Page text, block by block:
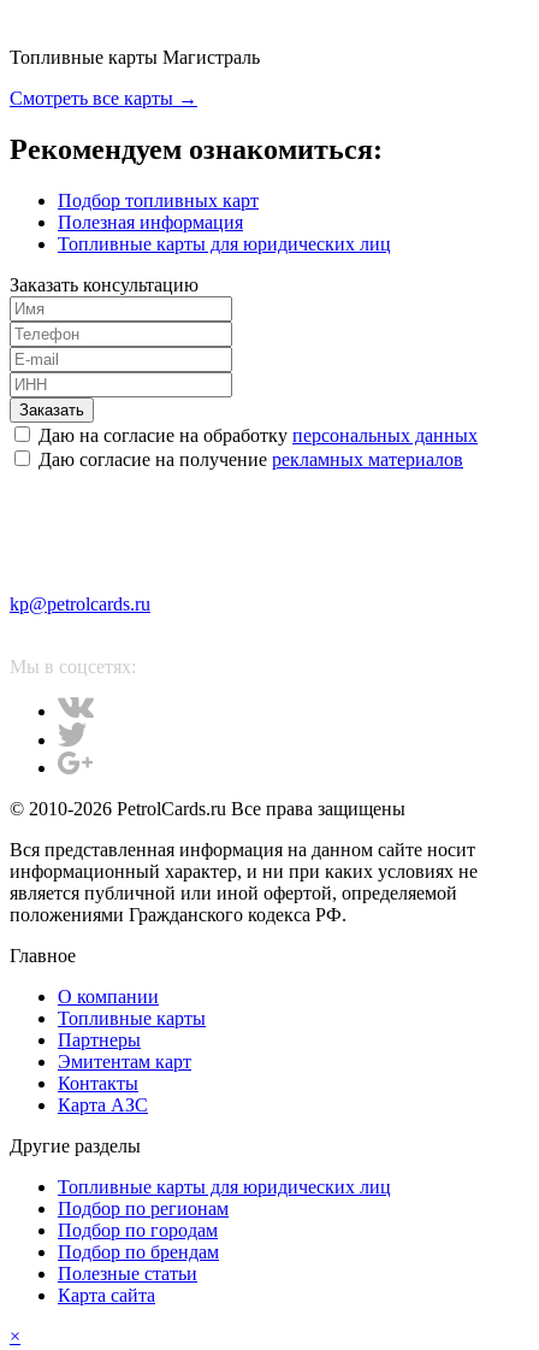
Топливные карты Магистраль
Смотреть все карты →
Рекомендуем ознакомиться:
Подбор топливных карт
Полезная информация
Топливные карты для юридических лиц
Заказать консультацию
Заказать
Даю на согласие на обработку персональных данных
Даю согласие на получение рекламных материалов
kp@petrolcards.ru
Мы в соцсетях:
© 2010-2026 PetrolCards.ru Все права защищены
Вся представленная информация на данном сайте носит
информационный характер, и ни при каких условиях не
является публичной или иной офертой, определяемой
положениями Гражданского кодекса РФ.
Главное
О компании
Топливные карты
Партнеры
Эмитентам карт
Контакты
Карта АЗС
Другие разделы
Топливные карты для юридических лиц
Подбор по регионам
Подбор по городам
Подбор по брендам
Полезные статьи
Карта сайта
×